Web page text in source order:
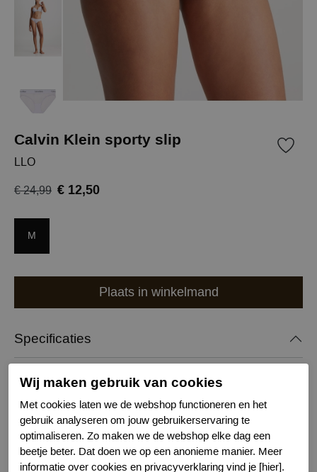
Calvin Klein sporty slip
LLO
€ 24,99 € 12,50
M
Plaats in winkelmand
Specificaties
Merk
Serie naam
Leveranciercode
QF7712
Bestelcode
634402211
Kleur
Paars
Wasvoorschrift
30 graden machinewas
Wij maken gebruik van cookies
Met cookies laten we de webshop functioneren en het
gebruik analyseren om jouw gebruikerservaring te
optimaliseren. Zo maken we de webshop elke dag een
beetje beter. Dat doen we op een anonieme manier. Meer
informatie over cookies en privacyverklaring vind je [hier].